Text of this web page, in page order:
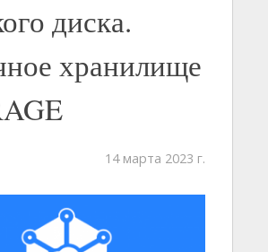
диска.
хранилище
14 марта 2023 г.